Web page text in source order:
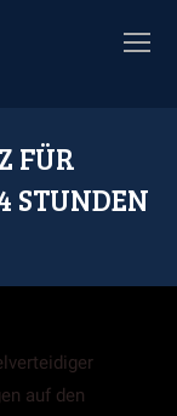
FÜR
STUNDEN
auf den